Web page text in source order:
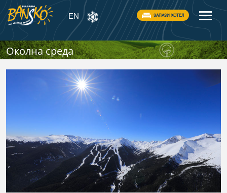
EN ЗАПАЗИ ХОТЕЛ
Околна среда